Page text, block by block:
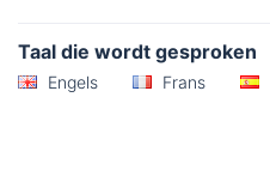
Taal die wordt gesproken
Engels Frans